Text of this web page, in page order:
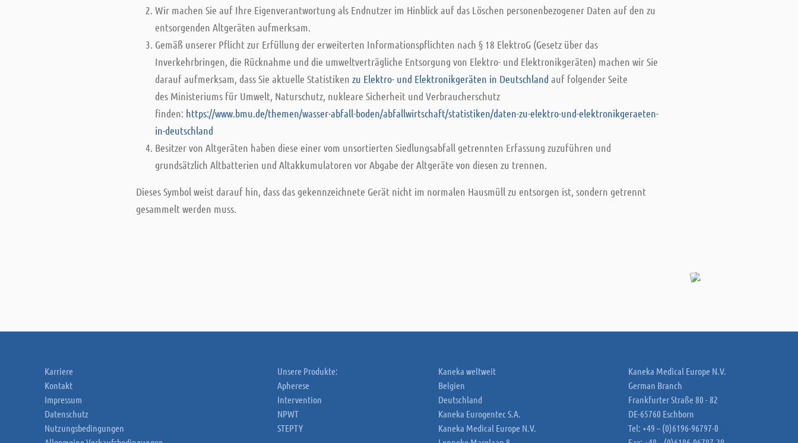
Wir machen Sie auf Ihre Eigenverantwortung als Endnutzer im Hinblick auf das Löschen personenbezogener Daten auf den zu
entsorgenden Altgeräten aufmerksam.
Gemäß unserer Pflicht zur Erfüllung der erweiterten Informationspflichten nach § 18 ElektroG (Gesetz über das
Inverkehrbringen, die Rücknahme und die umweltverträgliche Entsorgung von Elektro- und Elektronikgeräten) machen wir Sie
darauf aufmerksam, dass Sie aktuelle Statistikenzu Elektro- und Elektronikgeräten in Deutschland auf folgender Seite
des Ministeriums für Umwelt, Naturschutz, nukleare Sicherheit und Verbraucherschutz
finden: https://www.bmu.de/themen/wasser-abfall-boden/abfallwirtschaft/statistiken/daten-zu-elektro-und-elektronikgeraeten-
in-deutschland
Besitzer von Altgeräten haben diese einer vom unsortierten Siedlungsabfall getrennten Erfassung zuzuführen und
grundsätzlich Altbatterien und Altakkumulatoren vor Abgabe der Altgeräte von diesen zu trennen.
Dieses Symbol weist darauf hin, dass das gekennzeichnete Gerät nicht im normalen Hausmüll zu entsorgen ist, sondern getrennt
gesammelt werden muss.
Karriere
Kontakt
Impressum
Datenschutz
Nutzungsbedingungen
Unsere Produkte:
Apherese
Intervention
NPWT
STEPTY
Kaneka weltweit
Belgien
Deutschland
Kaneka Eurogentec S.A.
Kaneka Medical Europe N.V.
Kaneka Medical Europe N.V.
German Branch
Frankfurter Straße 80 - 82
DE-65760 Eschborn
Tel: +49 – (0)6196-96797-0